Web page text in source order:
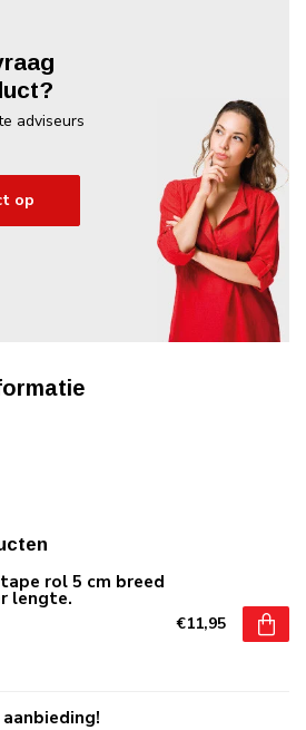
adviseurs
op
rol 5 cm breed
lengte.
€11,95